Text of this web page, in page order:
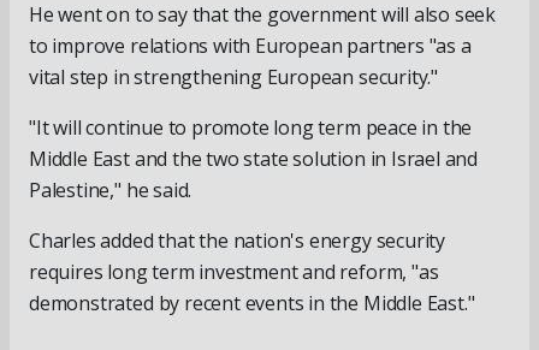
He went on to say that the government will also seek
to improve relations with European partners "as a
vital step in strengthening European security."
"It will continue to promote long term peace in the
Middle East and the two state solution in Israel and
Palestine," he said.
Charles added that the nation's energy security
requires long term investment and reform, "as
demonstrated by recent events in the Middle East."